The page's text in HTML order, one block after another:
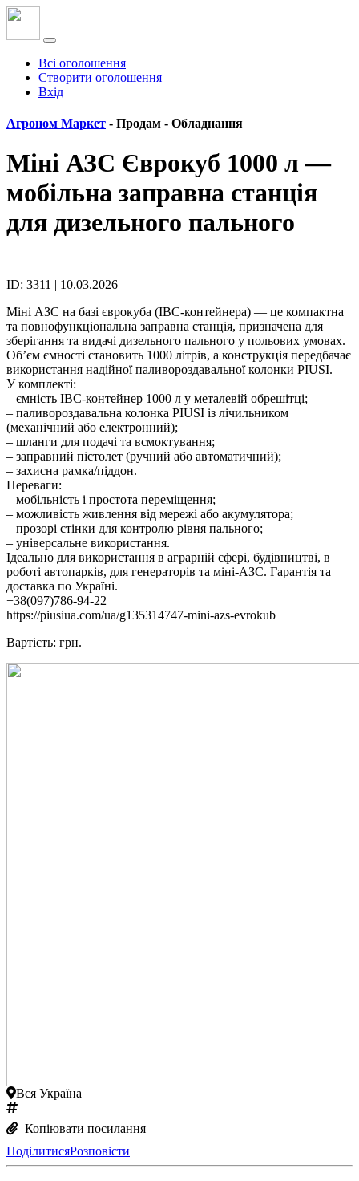
Всі оголошення
Створити оголошення
Вхід
Агроном Маркет - Продам - Обладнання
Міні АЗС Єврокуб 1000 л —
мобільна заправна станція
для дизельного пального
ID: 3311 | 10.03.2026
Міні АЗС на базі єврокуба (IBC-контейнера) — це компактна
та повнофункціональна заправна станція, призначена для
зберігання та видачі дизельного пального у польових умовах.
Об’єм ємності становить 1000 літрів, а конструкція передбачає
використання надійної паливороздавальної колонки PIUSI.
У комплекті:
– ємність IBC-контейнер 1000 л у металевій обрешітці;
– паливороздавальна колонка PIUSI із лічильником
(механічний або електронний);
– шланги для подачі та всмоктування;
– заправний пістолет (ручний або автоматичний);
– захисна рамка/піддон.
Переваги:
– мобільність і простота переміщення;
– можливість живлення від мережі або акумулятора;
– прозорі стінки для контролю рівня пального;
– універсальне використання.
Ідеально для використання в аграрній сфері, будівництві, в
роботі автопарків, для генераторів та міні-АЗС. Гарантія та
доставка по Україні.
+38(097)786-94-22
https://piusiua.com/ua/g135314747-mini-azs-evrokub
Вартість: грн.
Вся Україна
Копіювати посилання
ПоділитисяРозповісти